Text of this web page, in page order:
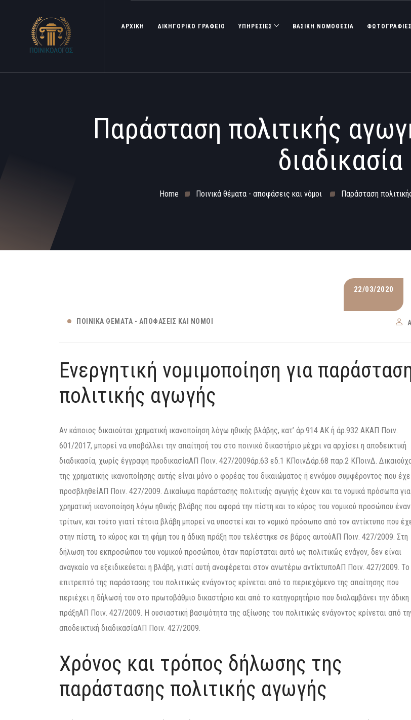
ΑΡΧΙΚΗ ΔΙΚΗΓΟΡΙΚΟ ΓΡΑΦΕΙΟ ΥΠΗΡΕΣΙΕΣ ΒΑΣΙΚΉ ΝΟΜΟΘΕΣΊΑ
Παράσταση πολιτικής
διαδικασία
Home Ποινικά θέματα - αποφάσεις και νόμοι Παράσταση
22/03/2020
ΠΟΙΝΙΚΆ ΘΈΜΑΤΑ - ΑΠΟΦΆΣΕΙΣ ΚΑΙ ΝΌΜΟΙ
Ενεργητική νομιμοποίηση για
πολιτικής αγωγής
Αν κάποιος δικαιούται χρηματική ικανοποίηση λόγω ηθικής βλάβης, κατ’ άρ.914 ΑΚ ή άρ.932 ΑΚΑΠ Ποιν.
601/2017, μπορεί να υποβάλλει την απαίτησή του στο ποινικό δικαστήριο μέχρι να αρχίσει η αποδεικτική
διαδικασία, χωρίς έγγραφη προδικασίαΑΠ Ποιν. 427/2009άρ.63 εδ.1 ΚΠοινΔάρ.68 παρ.2 ΚΠοινΔ.
της χρηματικής ικανοποίησης αυτής είναι μόνο ο φορέας του δικαιώματος ή εννόμου συμφέροντος που
προσβληθείΑΠ Ποιν. 427/2009. Δικαίωμα παράστασης πολιτικής αγωγής έχουν και τα νομικά πρόσωπα για
χρηματική ικανοποίηση λόγω ηθικής βλάβης που αφορά την πίστη και το κύρος του νομικού προσώπου
τρίτων, και τούτο γιατί τέτοια βλάβη μπορεί να υποστεί και το νομικό πρόσωπο από τον αντίκτυπο που
στην πίστη, το κύρος και τη φήμη του η άδικη πράξη που τελέστηκε σε βάρος αυτούΑΠ Ποιν. 427/2009. Στη
δήλωση του εκπροσώπου του νομικού προσώπου, όταν παρίσταται αυτό ως πολιτικώς ενάγον, δεν είναι
αναγκαίο να εξειδικεύεται η βλάβη, γιατί αυτή αναφέρεται στον ανωτέρω αντίκτυποΑΠ Ποιν. 427/2009. Το
επιτρεπτό της παράστασης του πολιτικώς ενάγοντος κρίνεται από το περιεχόμενο της απαίτησης που
περιέχει η δήλωσή του στο πρωτοβάθμιο δικαστήριο και από το κατηγορητήριο που διαλαμβάνει την άδικη
πράξηΑΠ Ποιν. 427/2009. Η ουσιαστική βασιμότητα της αξίωσης του πολιτικώς ενάγοντος κρίνεται από
αποδεικτική διαδικασίαΑΠ Ποιν. 427/2009.
Χρόνος και τρόπος δήλωσης της
παράστασης πολιτικής αγωγής